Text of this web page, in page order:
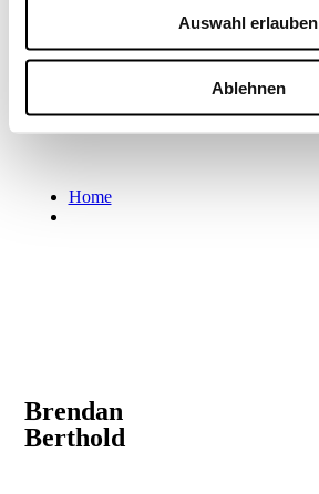
Auswahl erlauben
Ablehnen
Home
Brendan
Berthold